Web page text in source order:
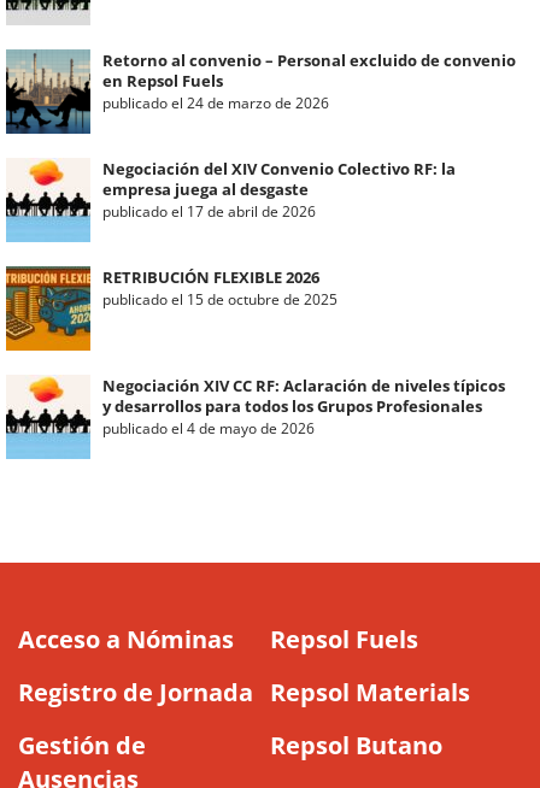
Retorno al convenio – Personal excluido de convenio
en Repsol Fuels
publicado el 24 de marzo de 2026
Negociación del XIV Convenio Colectivo RF: la
empresa juega al desgaste
publicado el 17 de abril de 2026
RETRIBUCIÓN FLEXIBLE 2026
publicado el 15 de octubre de 2025
Negociación XIV CC RF: Aclaración de niveles típicos
y desarrollos para todos los Grupos Profesionales
publicado el 4 de mayo de 2026
Acceso a Nóminas
Registro de Jornada
Gestión de
Ausencias
Repsol Fuels
Repsol Materials
Repsol Butano